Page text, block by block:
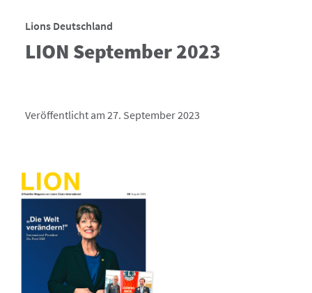
Lions Deutschland
LION September 2023
Veröffentlicht am 27. September 2023